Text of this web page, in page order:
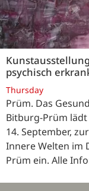
psychisch
Thursday
Prüm. Das
Bitburg-Prüm
14. September,
Innere Welten im
Prüm ein. Alle